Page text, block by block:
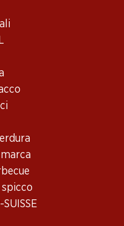
Ch. Clos de l'Oratoire 2007 75
2007 75